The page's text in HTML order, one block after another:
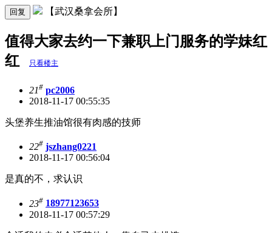
回复 【武汉桑拿会所】
值得大家去约一下兼职上门服务的学妹红
红
只看楼主
21# pc2006
2018-11-17 00:55:35
头堡养生推油馆很有肉感的技师
22# jszhang0221
2018-11-17 00:56:04
是真的不，求认识
23# 18977123653
2018-11-17 00:57:29